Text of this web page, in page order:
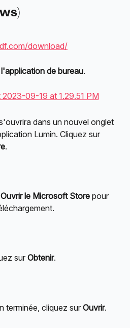
download/
de bureau.
dans un nouvel onglet
Lumin. Cliquez sur
.
Ouvrir le Microsoft Store pour
sur Obtenir.
terminée, cliquez sur Ouvrir.